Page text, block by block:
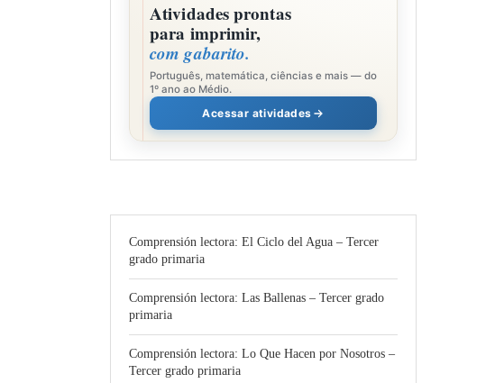
Atividades prontas
para imprimir,
com gabarito.
Português, matemática, ciências e mais — do
1º ano ao Médio.
Acessar atividades
Comprensión lectora: El Ciclo del Agua – Tercer
grado primaria
Comprensión lectora: Las Ballenas – Tercer grado
primaria
Comprensión lectora: Lo Que Hacen por Nosotros –
Tercer grado primaria